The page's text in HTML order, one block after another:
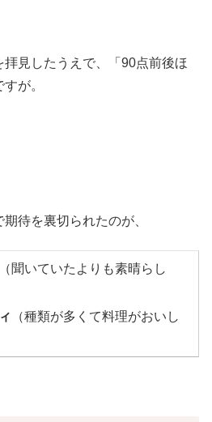
見したうえで、「90点前後ほ
が。
待を裏切られたのが、
聞いていたよりも素晴らし
（種類が多くて料理がおいし